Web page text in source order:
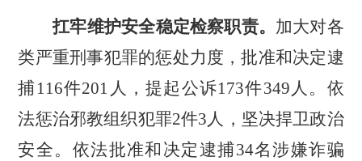
扛牢维护安全稳定检察职责。 加大对各
类严重刑事犯罪的惩处力度，批准和决定逮
捕116件201 人，提起公诉173件349 人。依
法惩治邪教组织犯罪2件3人，坚决捍卫政治
安全。 依法批准和决定逮捕34名涉嫌诈骗